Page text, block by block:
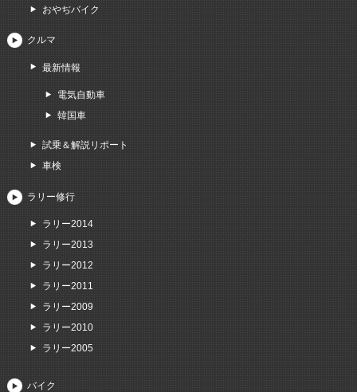
おやぢバイク
クルマ
最新情報
電気自動車
韓国車
試乗＆解説リポート
車検
ラリー修行
ラリー2014
ラリー2013
ラリー2012
ラリー2011
ラリー2009
ラリー2010
ラリー2005
バイク